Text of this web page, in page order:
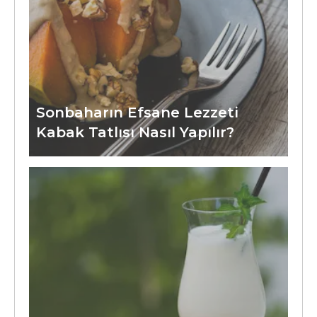
Sonbaharın Efsane Lezzeti
Kabak Tatlısı Nasıl Yapılır?